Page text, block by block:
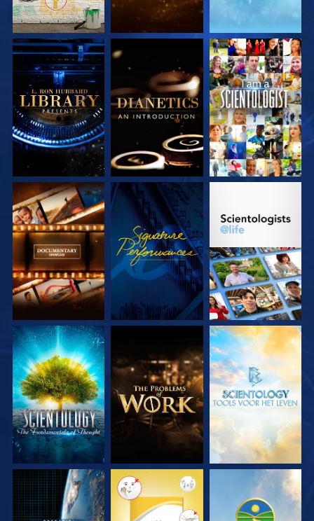
VERKEN DE SERIE VERKEN DE SERIE KIJK
VERKEN DE SERIE KIJK VERKEN DE SERIE
VERKEN DE SERIE VERKEN DE SERIE VERKEN DE SERIE
KIJK KIJK KIJK